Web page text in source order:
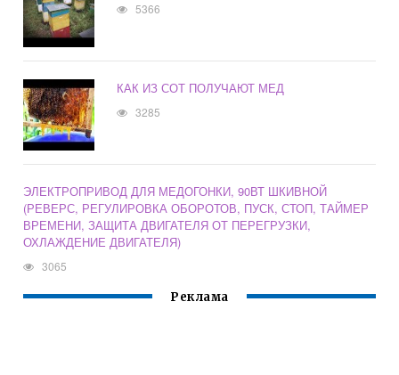
5366
КАК ИЗ СОТ ПОЛУЧАЮТ МЕД
3285
ЭЛЕКТРОПРИВОД ДЛЯ МЕДОГОНКИ, 90ВТ ШКИВНОЙ
(РЕВЕРС, РЕГУЛИРОВКА ОБОРОТОВ, ПУСК, СТОП, ТАЙМЕР
ВРЕМЕНИ, ЗАЩИТА ДВИГАТЕЛЯ ОТ ПЕРЕГРУЗКИ,
ОХЛАЖДЕНИЕ ДВИГАТЕЛЯ)
3065
Реклама